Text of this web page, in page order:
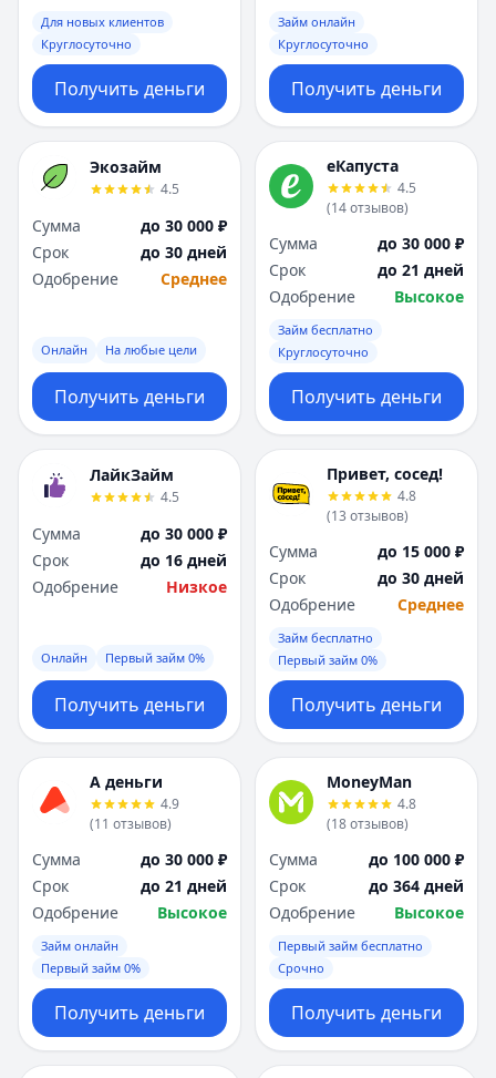
Для новых клиентов
Круглосуточно
Получить деньги
Займ онлайн
Круглосуточно
Получить деньги
Экозайм
4.5
Сумма
до 30 000 ₽
Срок
до 30 дней
Одобрение
Среднее
Онлайн На любые цели
Получить деньги
еКапуста
4.5
(14отзывов)
Сумма
до 30 000 ₽
Срок
до 21 дней
Одобрение
Высокое
Займ бесплатно
Круглосуточно
Получить деньги
ЛайкЗайм
4.5
Сумма
до 30 000 ₽
Срок
до 16 дней
Одобрение
Низкое
Онлайн Первый займ 0%
Получить деньги
Привет, сосед!
4.8
(13 отзывов)
Сумма
до 15 000 ₽
Срок
до 30 дней
Одобрение
Среднее
Займ бесплатно
Первый займ 0%
Получить деньги
А деньги
4.9
(11 отзывов)
Сумма
до 30 000 ₽
Срок
до 21 дней
Одобрение
Высокое
Займ онлайн
Первый займ 0%
Получить деньги
MoneyMan
4.8
(18отзывов)
Сумма
до 100 000 ₽
Срок
до 364 дней
Одобрение
Высокое
Первый займ бесплатно
Срочно
Получить деньги